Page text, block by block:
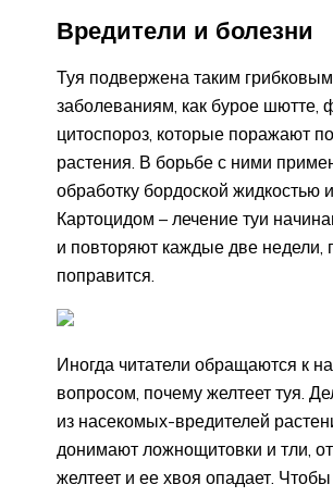
Вредители и болезни
Туя подвержена таким грибковым
заболеваниям, как бурое шютте,
цитоспороз, которые поражают
растения. В борьбе с ними
обработку бордоской жидкостью
Картоцидом – лечение туи
и повторяют каждые две недели,
поправится.
Иногда читатели обращаются к
вопросом, почему желтеет туя.
из насекомых-вредителей
донимают ложнощитовки и тли,
желтеет и ее хвоя опадает.